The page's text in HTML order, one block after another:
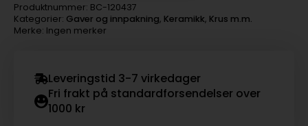
Produktnummer: BC-120437
Kategorier: Gaver og innpakning, Keramikk, Krus m.m.
Merke: Ingen merker
Leveringstid 3-7 virkedager
Fri frakt på standardforsendelser over
1000 kr